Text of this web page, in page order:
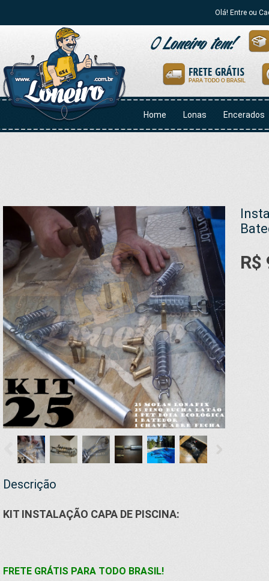
Olá! Entre ou
Home Lonas Encerados
R$
Descrição
KIT INSTALAÇÃO CAPA DE PISCINA:
FRETE GRÁTIS PARA TODO BRASIL!